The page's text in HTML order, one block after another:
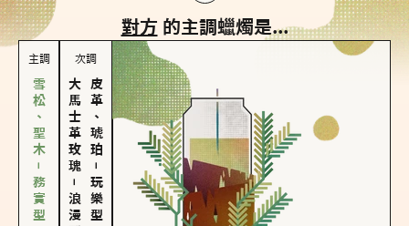
對方 的主調蠟燭是...
主調
雪松、聖木－務實型
次調
大馬士革玫瑰
－
皮革、琥珀
－
玩樂型